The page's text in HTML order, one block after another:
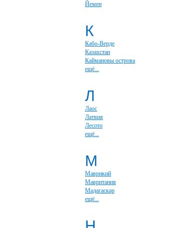
Йемен
К
Кабо-Верде
Казахстан
Каймановы острова
ещё...
Л
Лаос
Латвия
Лесото
ещё...
М
Маврикий
Мавритания
Мадагаскар
ещё...